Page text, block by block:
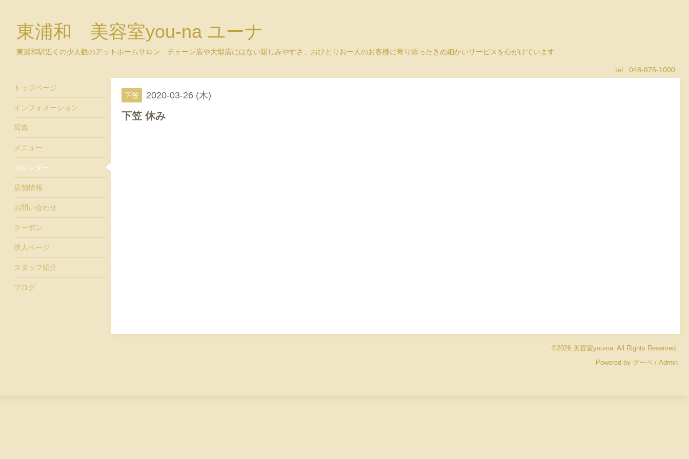
東浦和 美容室you-na ユーナ
東浦和駅近くの少人数のアットホームサロン チェーン店や大型店にはない親しみやすさ、おひとりお一人のお客様に寄り添ったきめ細かいサービスを心がけています
tel : 048-875-1000
下笠 2020-03-26 (木)
下笠 休み
©2026 美容室you-na. All Rights Reserved.
Powered by グーペ / Admin
トップページ
インフォメーション
写真
メニュー
カレンダー
店舗情報
お問い合わせ
クーポン
求人ページ
スタッフ紹介
ブログ